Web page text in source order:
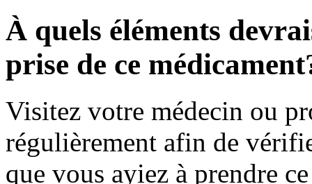
À quels éléments
prise de ce
Visitez votre médecin ou
régulièrement afin de
que vous ayiez à prendre